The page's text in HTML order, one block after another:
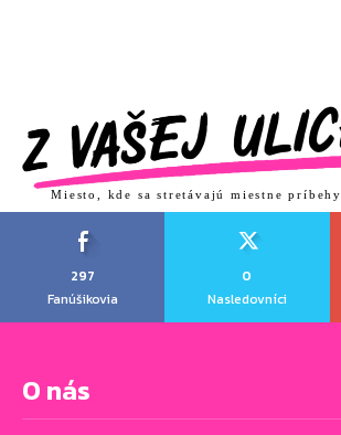
Miesto, kde sa stretávajú miestne príbehy.
297
Fanúšikovia
0
Nasledovníci
O nás